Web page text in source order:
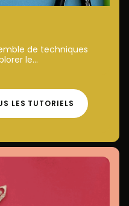
de techniques
le...
LES TUTORIELS